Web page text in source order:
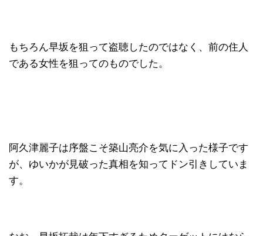
もちろん早坂を狙って盗聴したのではなく、前の住人
である女性を狙ってのものでした。
阿久津麗子は序盤こそ築山亮介を気に入った様子です
が、ゆいかが見破った真相を知ってドン引きしていま
す。